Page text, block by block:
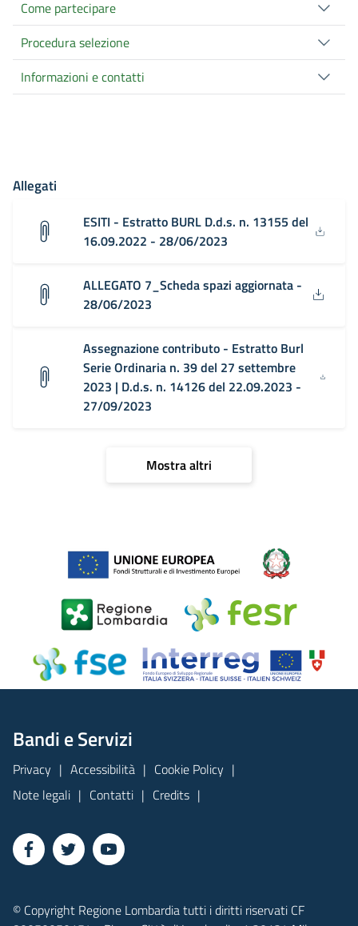
Come partecipare
Procedura selezione
Informazioni e contatti
Allegati
ESITI - Estratto BURL D.d.s. n. 13155 del
16.09.2022 - 28/06/2023
ALLEGATO 7_Scheda spazi aggiornata -
28/06/2023
Assegnazione contributo - Estratto Burl
Serie Ordinaria n. 39 del 27 settembre
2023 | D.d.s. n. 14126 del 22.09.2023 -
27/09/2023
Mostra altri
Bandi e Servizi
Privacy Accessibilità
Cookie Policy
Note legali
Contatti Credits
© Copyright Regione Lombardia tutti i diritti riservati CF